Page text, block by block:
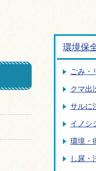
環境保
ごみ・
クマ出
サルに
イノシ
環境・
し尿・